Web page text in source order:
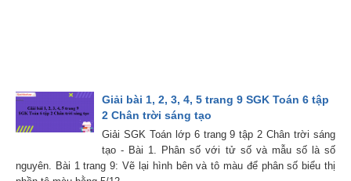
Giải bài 1, 2, 3, 4, 5 trang 9 SGK Toán 6 tập
2 Chân trời sáng tạo
Giải SGK Toán lớp 6 trang 9 tập 2 Chân trời sáng
tạo - Bài 1. Phân số với tử số và mẫu số là số
nguyên. Bài 1 trang 9: Vẽ lại hình bên và tô màu để phân số biểu thị